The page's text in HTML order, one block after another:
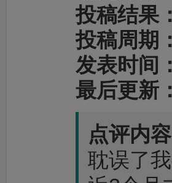
投稿结果：
投稿周期：
发表时间：
最后更新：
点评内容
耽误了